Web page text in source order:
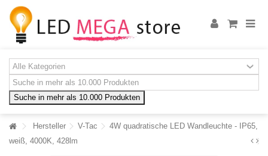
Suche in mehr als 10.000 Produkten
Hersteller V-Tac
4W quadratische LED Wandleuchte - IP65,
weiß, 4000K, 428lm